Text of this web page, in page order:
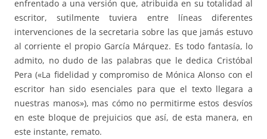
enfrentado a una versión que, atribuida en su totalidad al
escritor, sutilmente tuviera entre líneas diferentes
intervenciones de la secretaria sobre las que jamás estuvo
al corriente el propio García Márquez. Es todo fantasía, lo
admito, no dudo de las palabras que le dedica Cristóbal
Pera («La fidelidad y compromiso de Mónica Alonso con el
escritor han sido esenciales para que el texto llegara a
nuestras manos»), mas cómo no permitirme estos desvíos
en este bloque de prejuicios que así, de esta manera, en
este instante, remato.